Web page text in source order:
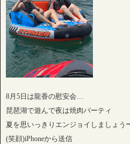
8月5日は龍香の慰安会…
琵琶湖で遊んで夜は焼肉パーティ
夏を思いっきりエンジョイしましょう
(笑顔)iPhoneから送信